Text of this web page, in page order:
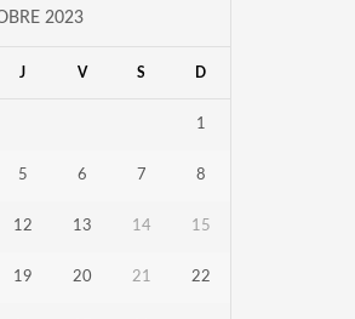
2023
J V S D
1
5 6 7 8
12 13 14 15
19 20 21 22